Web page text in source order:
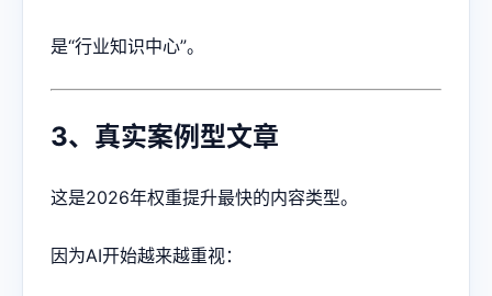
是“行业知识中心”。
3、真实案例型文章
这是2026年权重提升最快的内容类型。
因为AI开始越来越重视：